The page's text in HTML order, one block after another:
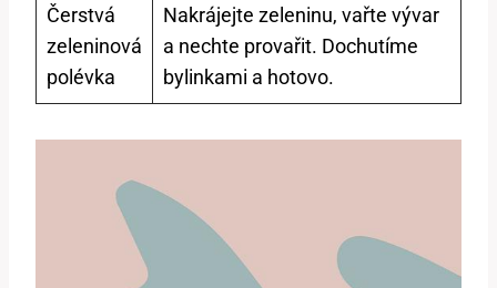
Čerstvá
zeleninová
polévka
Nakrájejte zeleninu, vařte vývar
a nechte provařit. Dochutíme
bylinkami a hotovo.